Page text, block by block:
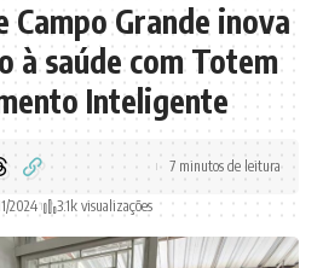
Grande inova
à saúde com Totem
Inteligente
2024 3.1k visualizações
7 minutos de leitura